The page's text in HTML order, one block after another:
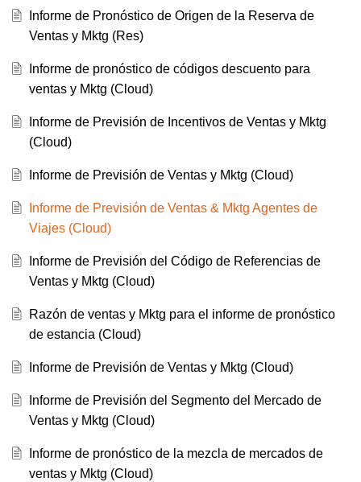
Informe de Pronóstico de Origen de la Reserva de
Ventas y Mktg (Res)
Informe de pronóstico de códigos descuento para
ventas y Mktg (Cloud)
Informe de Previsión de Incentivos de Ventas y Mktg
(Cloud)
Informe de Previsión de Ventas y Mktg (Cloud)
Informe de Previsión de Ventas & Mktg Agentes de
Viajes (Cloud)
Informe de Previsión del Código de Referencias de
Ventas y Mktg (Cloud)
Razón de ventas y Mktg para el informe de pronóstico
de estancia (Cloud)
Informe de Previsión de Ventas y Mktg (Cloud)
Informe de Previsión del Segmento del Mercado de
Ventas y Mktg (Cloud)
Informe de pronóstico de la mezcla de mercados de
ventas y Mktg (Cloud)